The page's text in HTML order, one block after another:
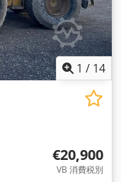
1 / 14
€20,900
VB 消費税別